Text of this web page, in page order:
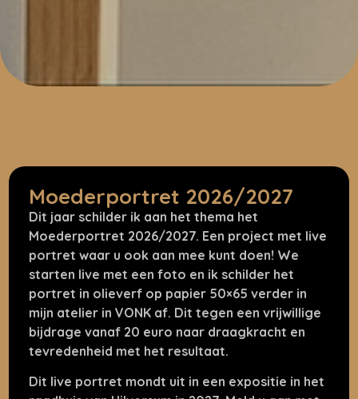
Moederportret 2026/2027
Dit jaar schilder ik aan het thema het
Moederportret 2026/2027. Een project met live
portret waar u ook aan mee kunt doen! We
starten live met een foto en ik schilder het
portret in olieverf op papier 50×65 verder in
mijn atelier in VONK af. Dit tegen een vrijwillige
bijdrage vanaf 20 euro naar draagkracht en
tevredenheid met het resultaat.
Dit live portret mondt uit in een expositie in het